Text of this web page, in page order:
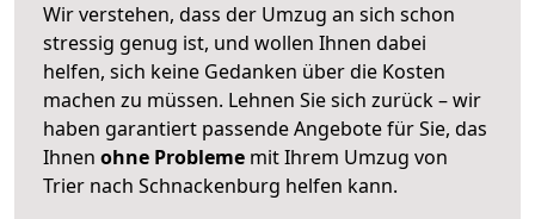
Wir verstehen, dass der Umzug an sich schon
stressig genug ist, und wollen Ihnen dabei
helfen, sich keine Gedanken über die Kosten
machen zu müssen. Lehnen Sie sich zurück – wir
haben garantiert passende Angebote für Sie, das
Ihnen ohne Probleme mit Ihrem Umzug von
Trier nach Schnackenburg helfen kann.